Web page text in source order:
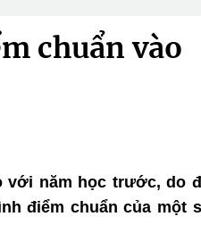
chuẩn vào
với năm học trước, do
điểm chuẩn của một